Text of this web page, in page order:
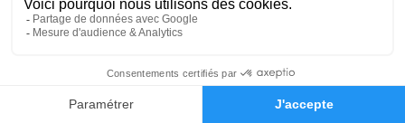
Faire-part Hommages
Déroulé des obsèques
bientôt disponibles.
Activez une alerte si vous souhaitez être prévenu